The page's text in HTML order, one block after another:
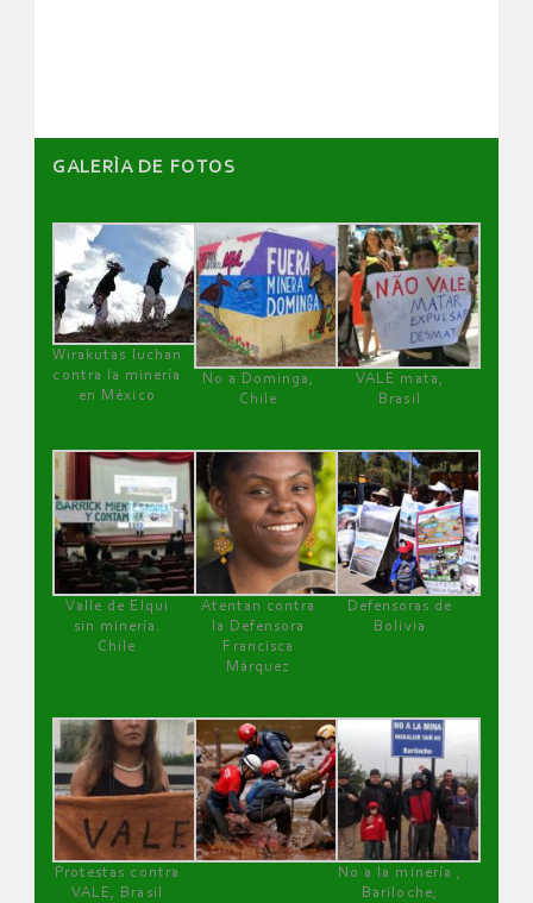
GALERÌA DE FOTOS
Wirakutas luchan
contra la minería
en México
No a Dominga,
Chile
VALE mata,
Brasil
Valle de Elqui
sin minería.
Chile
Atentan contra
la Defensora
Francisca
Márquez
Defensoras de
Bolivia
Protestas contra
VALE, Brasil
No a la minería ,
Bariloche,